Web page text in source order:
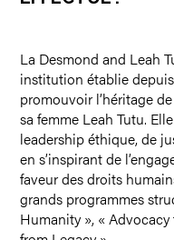
La Desmond and Leah
institution établie
promouvoir l’héritage
sa femme Leah Tutu.
leadership éthique, de
en s’inspirant de
faveur des droits
grands programmes
Humanity », «